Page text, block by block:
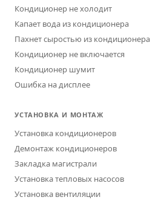
Кондиционер не холодит
Капает вода из кондиционера
Пахнет сыростью из кондиционера
Кондиционер не включается
Кондиционер шумит
Ошибка на дисплее
УСТАНОВКА И МОНТАЖ
Установка кондиционеров
Демонтаж кондиционеров
Закладка магистрали
Установка тепловых насосов
Установка вентиляции